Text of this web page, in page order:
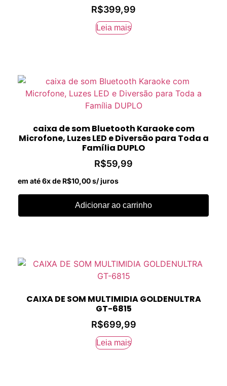
R$399,99
Leia mais
caixa de som Bluetooth Karaoke com
Microfone, Luzes LED e Diversão para Toda a
Família DUPLO
R$59,99
em até 6x de R$10,00s/ juros
Adicionar ao carrinho
CAIXA DE SOM MULTIMIDIA GOLDENULTRA
GT-6815
R$699,99
Leia mais